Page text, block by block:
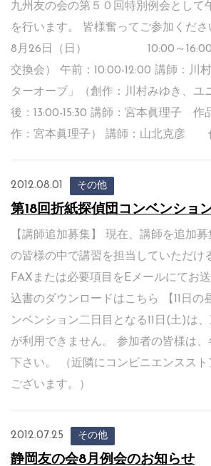
九州友の会の第５０回特別例会として
を行います。 皆様奮ってご参加くだ
8月26日（日） 10:00～16:00
交換会） 午前：10:00-12:00 講師：川
ターオーブ」（創作：川村みゆき、ユ
後：13:00-15:30 講師：宮本眞理子
作：宮本眞理子） 講師：山北克彦
2012.08.01 その他
第18回折紙探偵団コンベンショ
【講師追加募集】 現在、講師を追加
の皆様の中で講習を担当していただけ
FAXまたは必要項目をEメールにてお
込書のダウンロードはこちら 【11日の
ンベンション二日目となる11日(土)は
が利用できません。 参加者の皆様は
下さい。 （近隣にコンビニエンスス
ございます。）
2012.07.25 その他
静岡友の会8月例会のお知らせ